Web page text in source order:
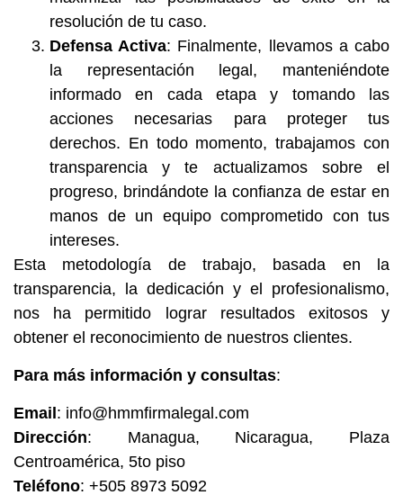
resolución de tu caso.
Defensa Activa: Finalmente, llevamos a cabo
la representación legal, manteniéndote
informado en cada etapa y tomando las
acciones necesarias para proteger tus
derechos. En todo momento, trabajamos con
transparencia y te actualizamos sobre el
progreso, brindándote la confianza de estar en
manos de un equipo comprometido con tus
intereses.
Esta metodología de trabajo, basada en la
transparencia, la dedicación y el profesionalismo,
nos ha permitido lograr resultados exitosos y
obtener el reconocimiento de nuestros clientes.
Para más información y consultas:
Email : info@hmmfirmalegal.com
Dirección: Managua, Nicaragua, Plaza
Centroamérica, 5to piso
Teléfono: +505 8973 5092